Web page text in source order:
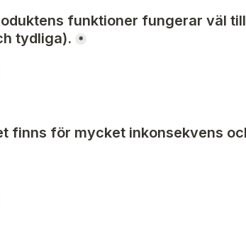
funktioner fungerar väl
tydliga).
*
finns för mycket inkonsekvens